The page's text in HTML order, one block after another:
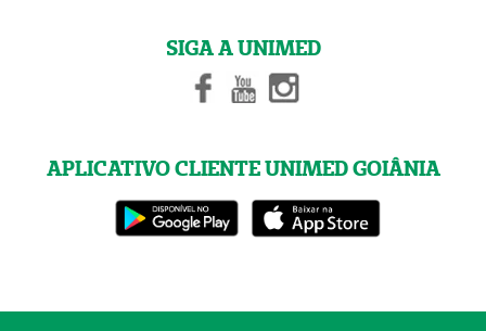
SIGA A UNIMED
APLICATIVO CLIENTE UNIMED GOIÂNIA